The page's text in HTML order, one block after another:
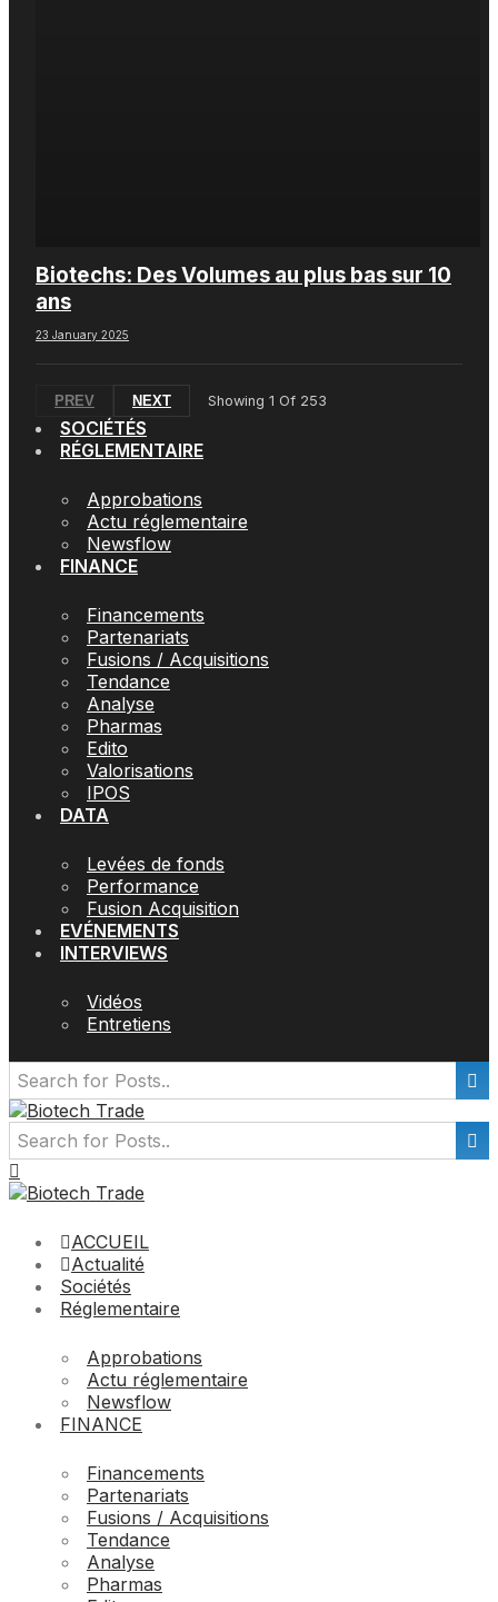
Biotechs: Des Volumes au plus bas sur 10
ans
23 January 2025
PREV NEXT Showing 1 Of 253
SOCIÉTÉS
RÉGLEMENTAIRE
Approbations
Actu réglementaire
Newsflow
FINANCE
Financements
Partenariats
Fusions / Acquisitions
Tendance
Analyse
Pharmas
Edito
Valorisations
IPOS
DATA
Levées de fonds
Performance
Fusion Acquisition
EVÉNEMENTS
INTERVIEWS
Vidéos
Entretiens
ACCUEIL
Actualité
Sociétés
Réglementaire
Approbations
Actu réglementaire
Newsflow
FINANCE
Financements
Partenariats
Fusions / Acquisitions
Tendance
Analyse
Pharmas